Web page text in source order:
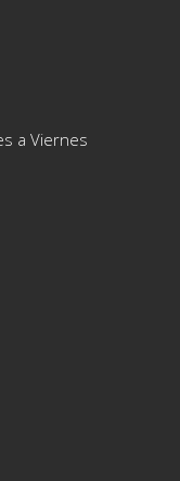
a Viernes